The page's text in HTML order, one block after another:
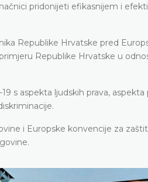
pridonijeti efikasnijem i
Republike Hrvatske pred
Republike Hrvatske u
s aspekta ljudskih prava, aspekta
i Europske konvencije za